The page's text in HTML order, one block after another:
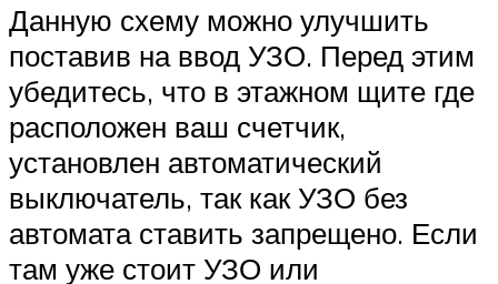
Данную схему можно улучшить
поставив на ввод УЗО. Перед этим
убедитесь, что в этажном щите где
расположен ваш счетчик,
установлен автоматический
выключатель, так как УЗО без
автомата ставить запрещено. Если
там уже стоит УЗО или